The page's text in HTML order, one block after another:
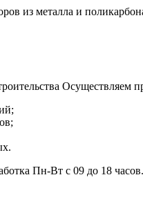
из металла и
Осуществляем
Пн-Вт с 09 до 18